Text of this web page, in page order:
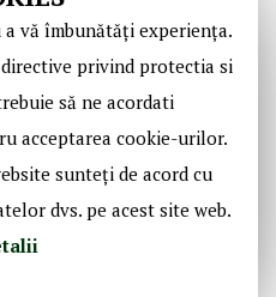
vă îmbunătăți experiența.
privind protectia si
să ne acordati
acceptarea cookie-urilor.
sunteți de acord cu
dvs. pe acest site web.
Licitaţii Historic SRL
Historic